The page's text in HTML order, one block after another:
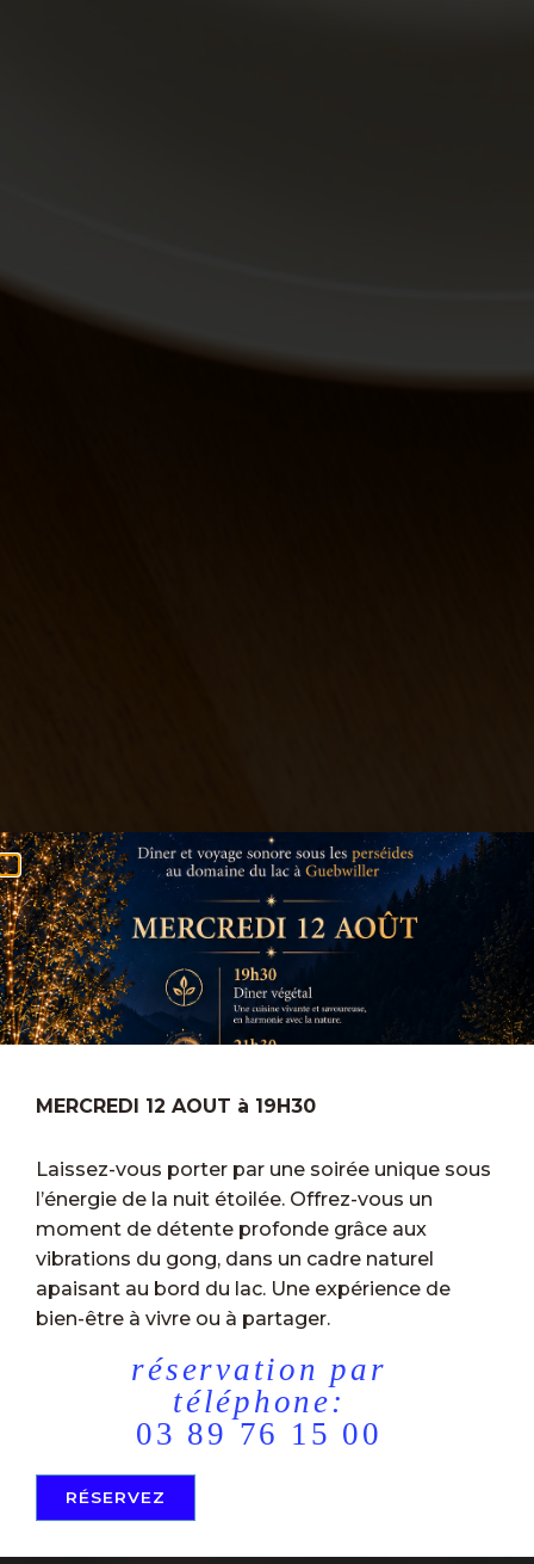
MERCREDI 12 AOUT à 19H30
Laissez-vous porter par une soirée unique sous
l’énergie de la nuit étoilée. Offrez-vous un
moment de détente profonde grâce aux
vibrations du gong, dans un cadre naturel
apaisant au bord du lac. Une expérience de
bien-être à vivre ou à partager.
réservation par
téléphone:
03 89 76 15 00
RÉSERVEZ